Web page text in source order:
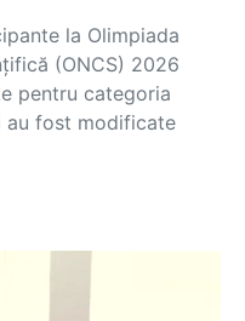
la Olimpiada
(ONCS) 2026
pentru categoria
au fost modificate